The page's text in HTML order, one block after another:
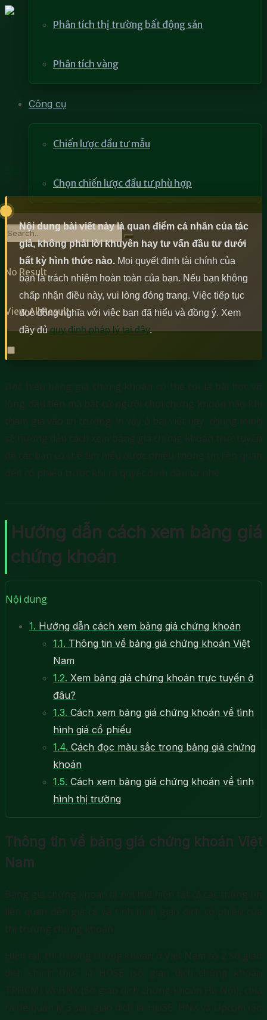
Phân tích thị trường bất động sản
Phân tích vàng
Công cụ
Chiến lược đầu tư mẫu
Chọn chiến lược đầu tư phù hợp
No Result
View All Result
Nội dung bài viết này là quan điểm cá nhân của tác
giả, không phải lời khuyên hay tư vấn đầu tư dưới
bất kỳ hình thức nào. Mọi quyết định tài chính của
bạn là trách nhiệm hoàn toàn của bạn. Nếu bạn không
chấp nhận điều này, vui lòng đóng trang. Việc tiếp tục
đọc đồng nghĩa với việc bạn đã hiểu và đồng ý. Xem
đầy đủquy định pháp lý tại đây.
Đọc hiểu bảng giá chứng khoán có thể coi là bài học vỡ
lòng đầu tiên mà bất cứ người chơi chứng khoán nào khi
tham gia vào trị trường. Vì vậy ở bài viết này, chúng mình
sẽ hướng dẫn cách xem bảng giá chứng khoán trực tuyến
để các bạn có thể tìm hiểu được nhiều thông tin liên quan
đến cổ phiếu trước khi ra quyết định đầu tư nhé.
Hướng dẫn cách xem bảng giá
chứng khoán
Nội dung
1. Hướng dẫn cách xem bảng giá chứng khoán
1.1. Thông tin về bảng giá chứng khoán Việt
Nam
1.2. Xem bảng giá chứng khoán trực tuyến ở
đâu?
1.3. Cách xem bảng giá chứng khoán về tình
hình giá cổ phiếu
1.4. Cách đọc màu sắc trong bảng giá chứng
khoán
1.5. Cách xem bảng giá chứng khoán về tình
hình thị trường
Thông tin về bảng giá chứng khoán Việt
Nam
Bảng giá chứng khoán là nơi thể hiện tất cả các thông tin
liên quan đến giá cả và tình hình giao dịch cổ phiếu của
thị trường chứng khoán.
Hiện tại, thị trường chứng khoán ở Việt Nam có 2 Sở giao
dịch chính thức là HOSE (sở giao dịch chứng khoán
TPHCM) và HNX (Sở giao dịch chứng khoán Hà Nội), chia
ra để quản lý 3 sàn giao dịch là: HOSE, HNX và Upcom (Sở